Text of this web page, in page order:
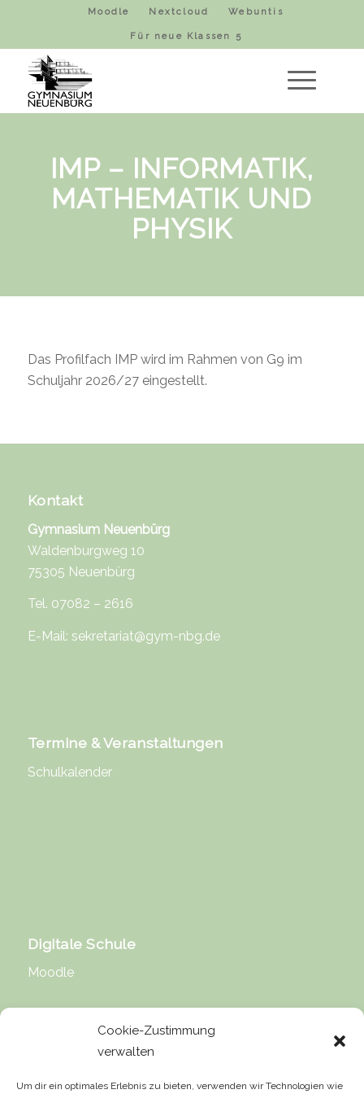
Cookie-Zustimmung
verwalten
Um dir ein optimales Erlebnis zu bieten, verwenden wir Technologien wie
Moodle Nextcloud Webuntis
Für neue Klassen 5
IMP – INFORMATIK,
MATHEMATIK UND
PHYSIK
Das Profilfach IMP wird im Rahmen von G9 im
Schuljahr 2026/27 eingestellt.
Kontakt
Gymnasium Neuenbürg
Waldenburgweg 10
75305 Neuenbürg
Tel. 07082 – 2616
E-Mail: sekretariat@gym-nbg.de
Termine & Veranstaltungen
Schulkalender
Digitale Schule
Moodle
Rechtliche Hinweise